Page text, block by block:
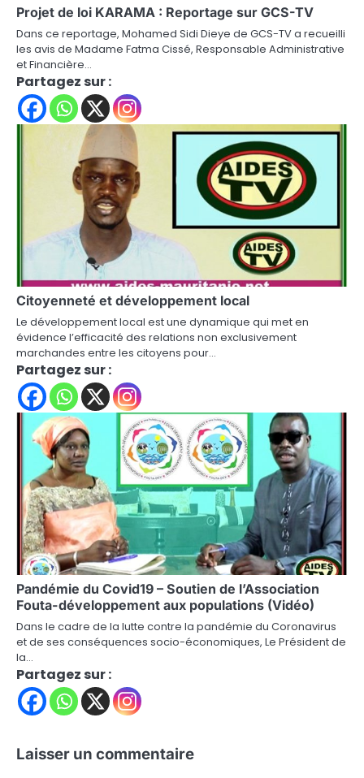
Projet de loi KARAMA : Reportage sur GCS-TV
Dans ce reportage, Mohamed Sidi Dieye de GCS-TV a recueilli
les avis de Madame Fatma Cissé, Responsable Administrative
et Financière…
Partagez sur :
Citoyenneté et développement local
Le développement local est une dynamique qui met en
évidence l’efficacité des relations non exclusivement
marchandes entre les citoyens pour…
Partagez sur :
Pandémie du Covid19 – Soutien de l’Association
Fouta-développement aux populations (Vidéo)
Dans le cadre de la lutte contre la pandémie du Coronavirus
et de ses conséquences socio-économiques, Le Président de
la…
Partagez sur :
Laisser un commentaire